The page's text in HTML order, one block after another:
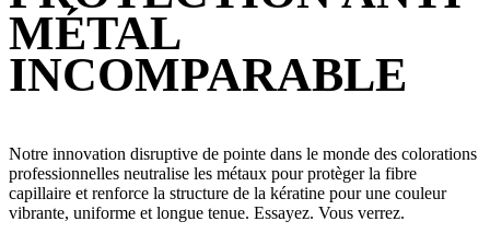
MÉTAL
INCOMPARABLE
Notre innovation disruptive de pointe dans le monde des colorations
professionnelles neutralise les métaux pour protèger la fibre
capillaire et renforce la structure de la kératine pour une couleur
vibrante, uniforme et longue tenue. Essayez. Vous verrez.